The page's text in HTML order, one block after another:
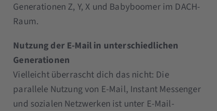
Generationen Z, Y, X und Babyboomer im DACH-
Raum.
Nutzung der E-Mail in unterschiedlichen
Generationen
Vielleicht überrascht dich das nicht: Die
parallele Nutzung von E-Mail, Instant Messenger
und sozialen Netzwerken ist unter E-Mail-